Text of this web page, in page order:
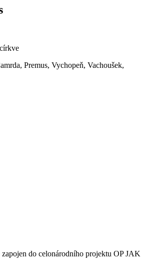
Premus, Vychopeň, Vachoušek,
do celonárodního projektu OP JAK